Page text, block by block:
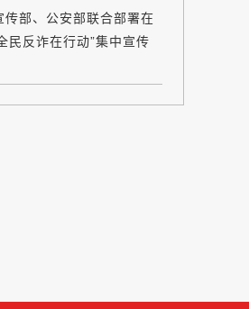
传部、公安部联合部署在
民反诈在行动”集中宣传